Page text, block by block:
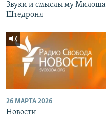
Звуки и смыслы му Милоша
Штедроня
26 МАРТА 2026
Новости